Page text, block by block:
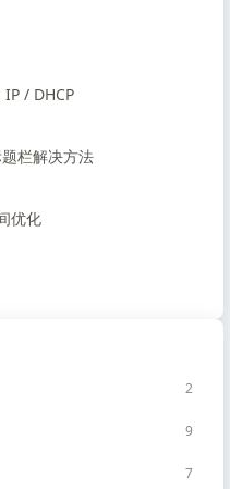
/ DHCP
栏解决方法
优化
2
9
7